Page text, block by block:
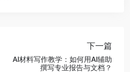
下一篇
AI材料写作教学：如何用AI辅助
撰写专业报告与文档？